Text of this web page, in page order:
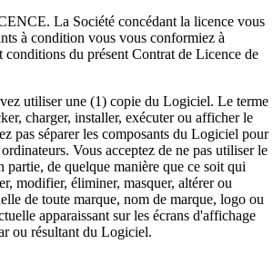
La Société concédant la licence vous
à condition vous vous conformiez à
conditions du présent Contrat de Licence de
utiliser une (1) copie du Logiciel. Le terme
charger, installer, exécuter ou afficher le
pas séparer les composants du Logiciel pour
Vous acceptez de ne pas utiliser le
de quelque manière que ce soit qui
modifier, éliminer, masquer, altérer ou
de toute marque, nom de marque, logo ou
apparaissant sur les écrans d'affichage
ou résultant du Logiciel.